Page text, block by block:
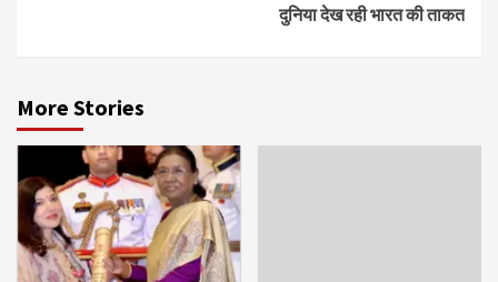
दुनिया देख रही भारत की ताकत
More Stories